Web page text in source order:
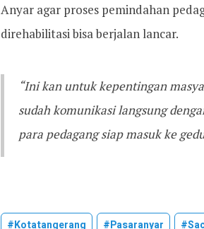
Anyar agar proses pemindahan
direhabilitasi bisa berjalan lancar.
“Ini kan untuk kepentingan
sudah komunikasi langsung
para pedagang siap masuk ke
#kotatangerang #pasaranyar